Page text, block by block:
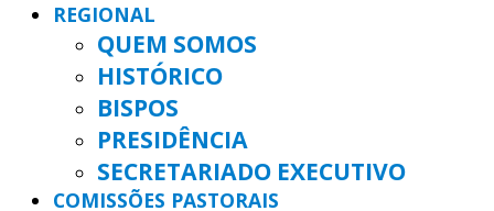
REGIONAL
QUEM SOMOS
HISTÓRICO
BISPOS
PRESIDÊNCIA
SECRETARIADO EXECUTIVO
COMISSÕES PASTORAIS